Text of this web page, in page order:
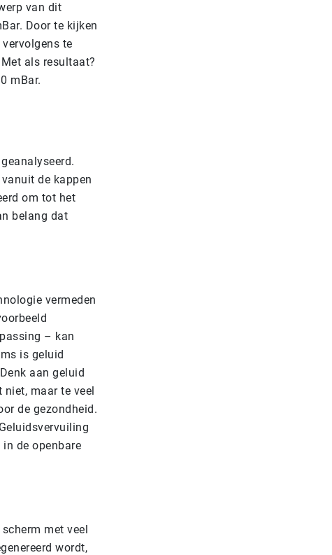
van dit
Door te kijken
te
als resultaat?
mBar.
de kappen
om tot het
belang dat
vermeden
– kan
is geluid
aan geluid
niet, maar te veel
de gezondheid.
de openbare
met veel
wordt,